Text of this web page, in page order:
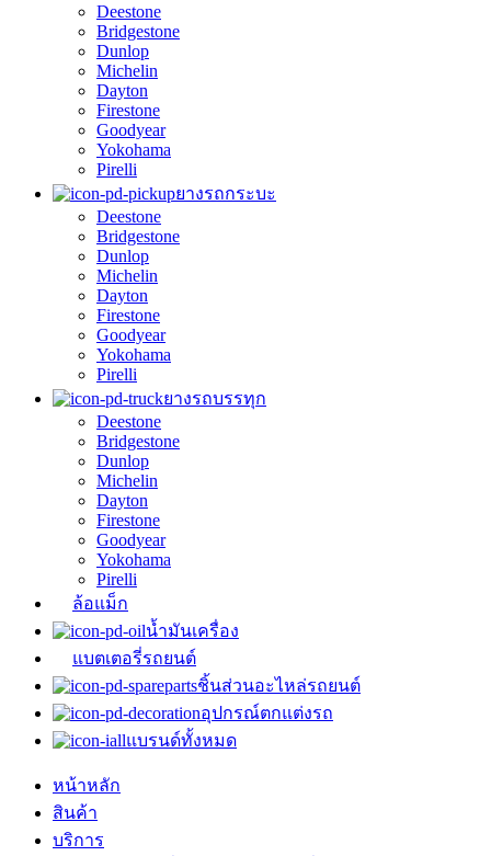
Deestone
Bridgestone
Dunlop
Michelin
Dayton
Firestone
Goodyear
Yokohama
Pirelli
ยางรถกระบะ
Deestone
Bridgestone
Dunlop
Michelin
Dayton
Firestone
Goodyear
Yokohama
Pirelli
ยางรถบรรทุก
Deestone
Bridgestone
Dunlop
Michelin
Dayton
Firestone
Goodyear
Yokohama
Pirelli
ล้อแม็ก
น้ำมันเครื่อง
แบตเตอรี่รถยนต์
ชิ้นส่วนอะไหล่รถยนต์
อุปกรณ์ตกแต่งรถ
แบรนด์ทั้งหมด
หน้าหลัก
สินค้า
บริการ